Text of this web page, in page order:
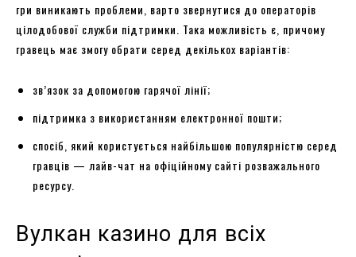
гри виникають проблеми, варто звернутися до операторів
цілодобової служби підтримки. Така можливість є, причому
гравець має змогу обрати серед декількох варіантів:
зв’язок за допомогою гарячої лінії;
підтримка з використанням електронної пошти;
спосіб, який користується найбільшою популярністю серед
гравців — лайв-чат на офіційному сайті розважального
ресурсу.
Вулкан казино для всіх